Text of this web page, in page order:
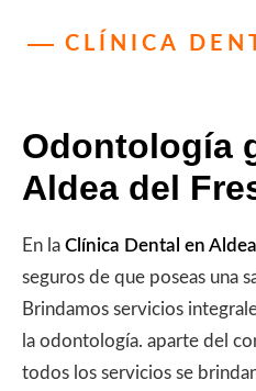
CLÍNICA
Odontología
Aldea del
En la Clínica Dental en
seguros de que poseas una
Brindamos servicios
la odontología. aparte del
todos los servicios se